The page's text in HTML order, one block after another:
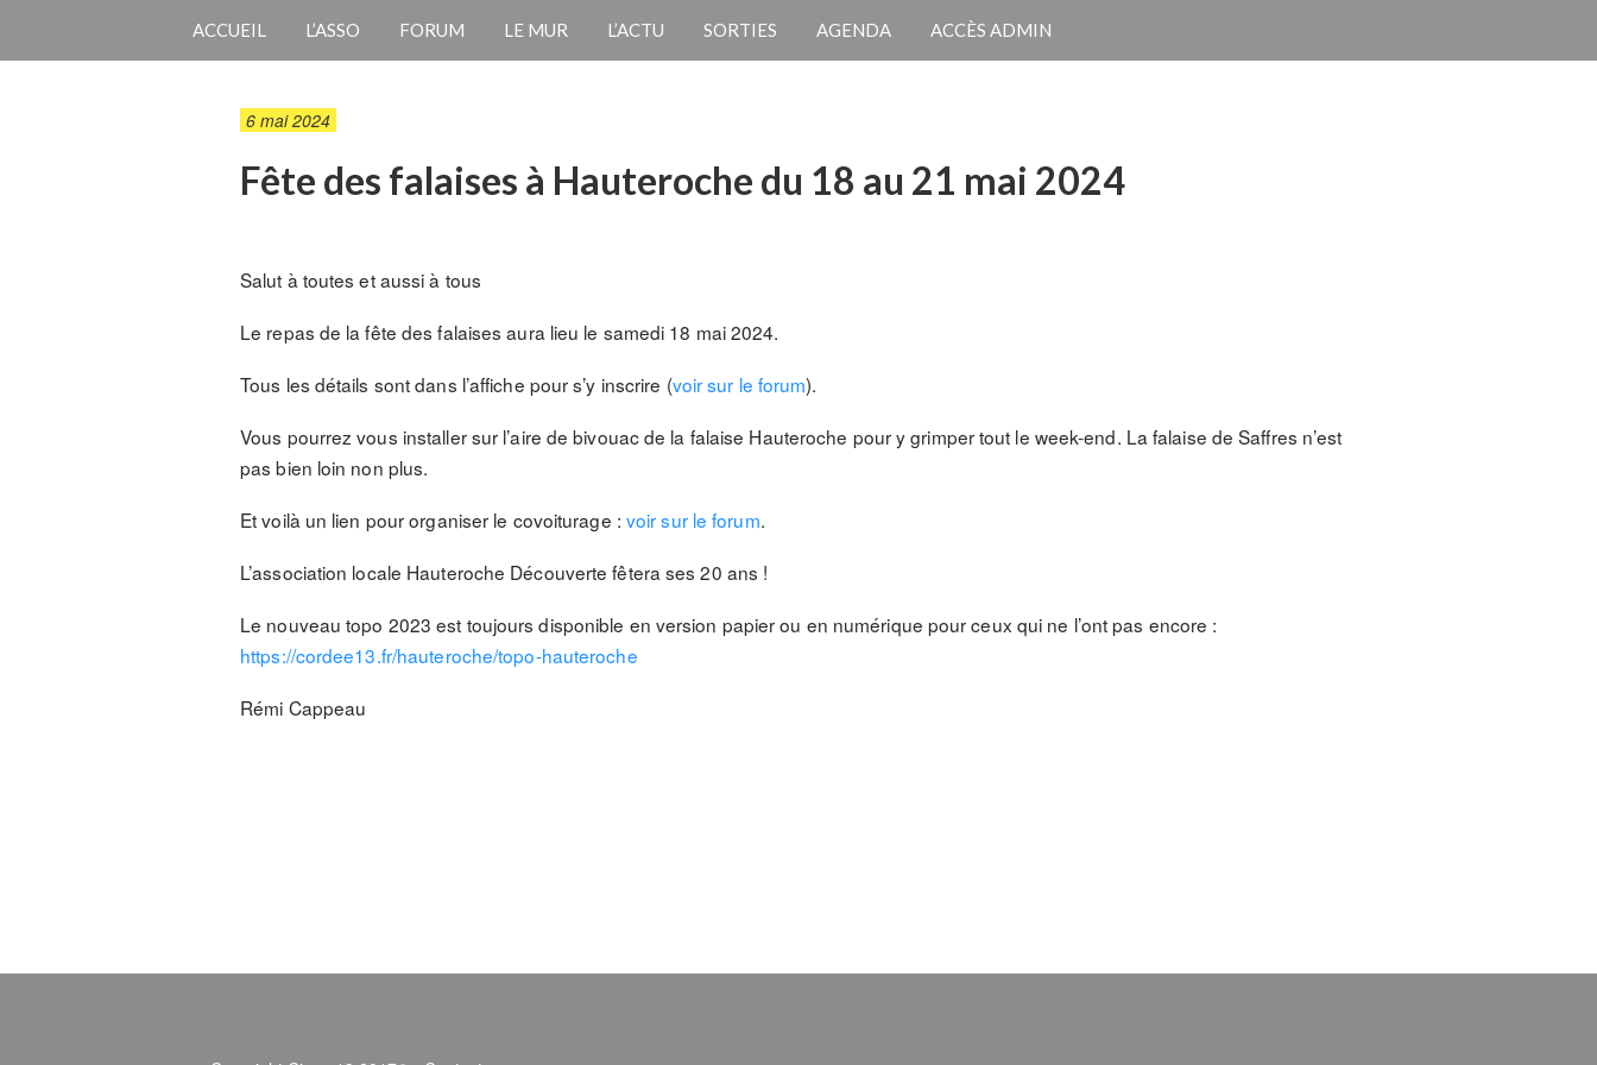
ACCUEIL L’ASSO FORUM LE MUR L’ACTU SORTIES AGENDA ACCÈS ADMIN
6 mai 2024
Fête des falaises à Hauteroche du 18 au 21 mai 2024
Salut à toutes et aussi à tous
Le repas de la fête des falaises aura lieu le samedi 18 mai 2024.
Tous les détails sont dans l’affiche pour s’y inscrire (voir sur le forum).
Vous pourrez vous installer sur l’aire de bivouac de la falaise Hauteroche pour y grimper tout le week-end. La falaise de Saffres n’est
pas bien loin non plus.
Et voilà un lien pour organiser le covoiturage : voir sur le forum.
L’association locale Hauteroche Découverte fêtera ses 20 ans !
Le nouveau topo 2023 est toujours disponible en version papier ou en numérique pour ceux qui ne l’ont pas encore :
https://cordee13.fr/hauteroche/topo-hauteroche
Rémi Cappeau